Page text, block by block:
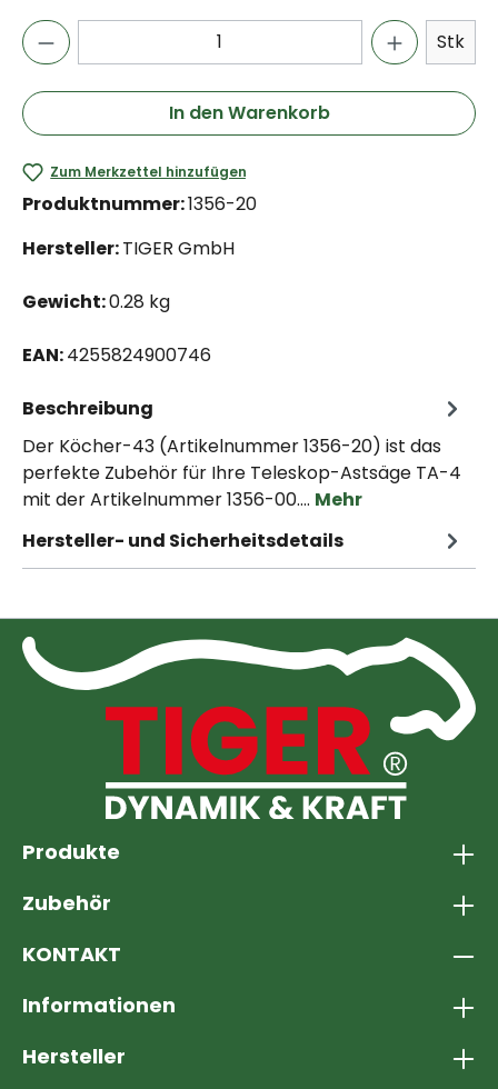
Stk
In den Warenkorb
Zum Merkzettel hinzufügen
Produktnummer:1356-20
Hersteller:TIGER GmbH
Gewicht:0.28 kg
EAN:4255824900746
Beschreibung
Der Köcher-43 (Artikelnummer 1356-20) ist das
perfekte Zubehör für Ihre Teleskop-Astsäge TA-4
mit der Artikelnummer 1356-00.… Mehr
Hersteller- und Sicherheitsdetails
Produkte
Zubehör
KONTAKT
Informationen
Hersteller